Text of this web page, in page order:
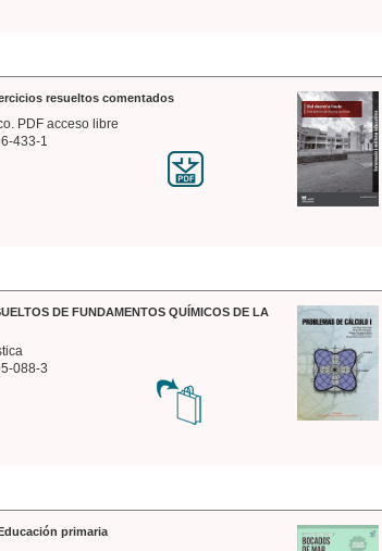
resueltos comentados
PDF acceso libre
433-1
DE FUNDAMENTOS QUÍMICOS DE LA
088-3
primaria